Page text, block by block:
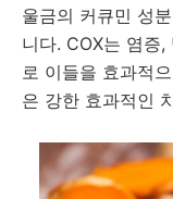
울금의 커큐민 성
니다. COX는 염증
로 이들을 효과적
은 강한 효과적인